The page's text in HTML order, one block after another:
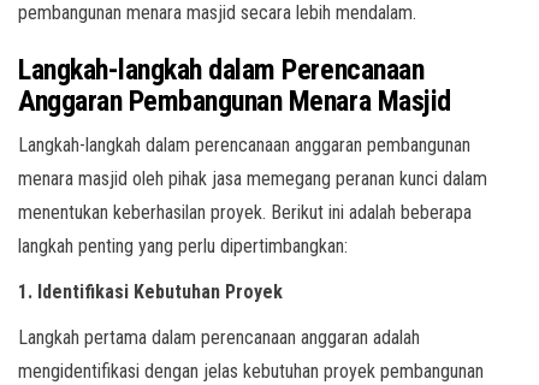
pembangunan menara masjid secara lebih mendalam.
Langkah-langkah dalam Perencanaan
Anggaran Pembangunan Menara Masjid
Langkah-langkah dalam perencanaan anggaran pembangunan
menara masjid oleh pihak jasa memegang peranan kunci dalam
menentukan keberhasilan proyek. Berikut ini adalah beberapa
langkah penting yang perlu dipertimbangkan:
1. Identifikasi Kebutuhan Proyek
Langkah pertama dalam perencanaan anggaran adalah
mengidentifikasi dengan jelas kebutuhan proyek pembangunan